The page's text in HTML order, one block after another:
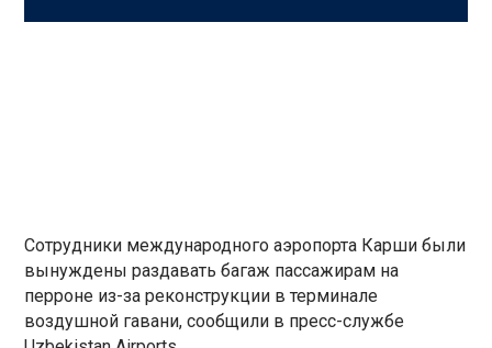
Сотрудники международного аэропорта Карши были
вынуждены раздавать багаж пассажирам на
перроне из-за реконструкции в терминале
воздушной гавани, сообщили в пресс-службе